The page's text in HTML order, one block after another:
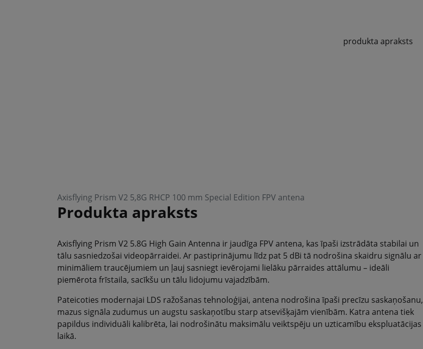
produkta apraksts
Axisflying Prism V2 5,8G RHCP 100 mm Special Edition FPV antena
Produkta apraksts
Axisflying Prism V2 5.8G High Gain Antenna ir jaudīga FPV antena, kas īpaši izstrādāta stabilai un
tālu sasniedzošai videopārraidei. Ar pastiprinājumu līdz pat 5 dBi tā nodrošina skaidru signālu ar
minimāliem traucējumiem un ļauj sasniegt ievērojami lielāku pārraides attālumu – ideāli
piemērota frīstaila, sacīkšu un tālu lidojumu vajadzībām.
Pateicoties modernajai LDS ražošanas tehnoloģijai, antena nodrošina īpaši precīzu saskaņošanu,
mazus signāla zudumus un augstu saskaņotību starp atsevišķajām vienībām. Katra antena tiek
papildus individuāli kalibrēta, lai nodrošinātu maksimālu veiktspēju un uzticamību ekspluatācijas
laikā.